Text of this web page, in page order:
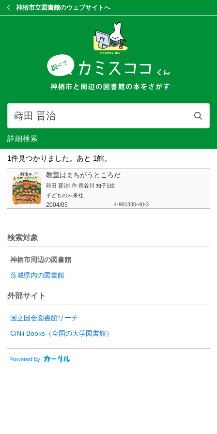
神栖市立図書館のウェブサイトへ
詳細検索
1件見つかりました。あと 1館。
教室はまちがうところだ
蒔田 晋治∥作 長谷川 知子∥絵
子どもの未来社
2004/05 4-901330-40-3
検索対象
神栖市周辺の図書館
茨城県内の図書館
外部サイト
国立国会図書館サーチ
CiNii Books（全国の大学図書館）